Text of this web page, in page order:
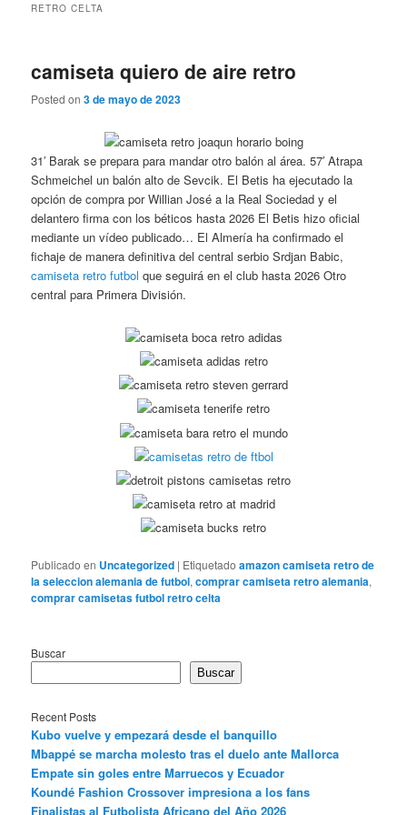
RETRO CELTA
camiseta quiero de aire retro
Posted on3 de mayo de 2023
31′ Barak se prepara para mandar otro balón al área. 57′ Atrapa
Schmeichel un balón alto de Sevcik. El Betis ha ejecutado la
opción de compra por Willian José a la Real Sociedad y el
delantero firma con los béticos hasta 2026 El Betis hizo oficial
mediante un vídeo publicado… El Almería ha confirmado el
fichaje de manera definitiva del central serbio Srdjan Babic,
camiseta retro futbol que seguirá en el club hasta 2026 Otro
central para Primera División.
Publicado en Uncategorized | Etiquetado amazon camiseta retro de
la seleccion alemania de futbol,comprar camiseta retro alemania,
comprar camisetas futbol retro celta
Buscar
Buscar
Recent Posts
Kubo vuelve y empezará desde el banquillo
Mbappé se marcha molesto tras el duelo ante Mallorca
Empate sin goles entre Marruecos y Ecuador
Koundé Fashion Crossover impresiona a los fans
Finalistas al Futbolista Africano del Año 2026